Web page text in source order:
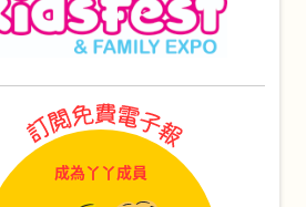
成為丫丫成員